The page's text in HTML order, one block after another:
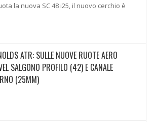
la nuova SC 48 i25, il nuovo cerchio è
ATR: SULLE NUOVE RUOTE AERO
SALGONO PROFILO (42) E CANALE
(25MM)